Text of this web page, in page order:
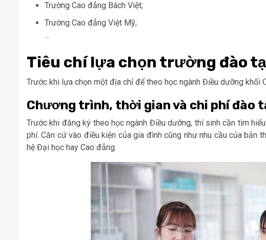
Trường Cao đẳng Bách Việt;
Trường Cao đẳng Việt Mỹ;
…
Tiêu chí lựa chọn trường đào
Trước khi lựa chọn một địa chỉ để theo học ngành Điều dưỡng khối
Chương trình, thời gian và chi phí đào
Trước khi đăng ký theo học ngành Điều dưỡng, thí sinh cần tìm
phí. Căn cứ vào điều kiện của gia đình cũng như nhu cầu của bản
hệ Đại học hay Cao đẳng.